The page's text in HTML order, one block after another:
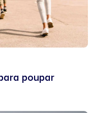
poupar